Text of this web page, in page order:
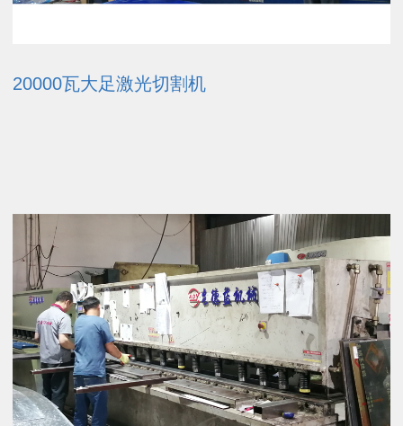
20000瓦大足激光切割机